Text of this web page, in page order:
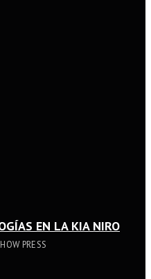
EN LA KIA NIRO
PRESS